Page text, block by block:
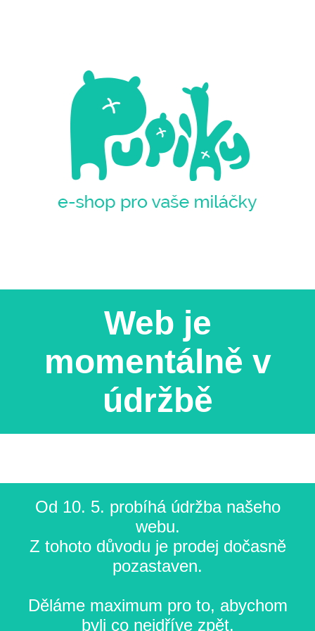
Web je
momentálně v
údržbě
Od 10. 5. probíhá údržba našeho
webu.
Z tohoto důvodu je prodej dočasně
pozastaven.
Děláme maximum pro to, abychom
byli co nejdříve zpět.